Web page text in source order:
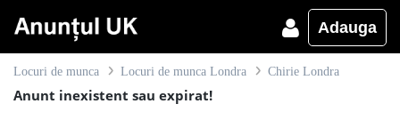
Adauga
Locuri de munca Locuri de munca Londra Chirie Londra
Anunt inexistent sau expirat!